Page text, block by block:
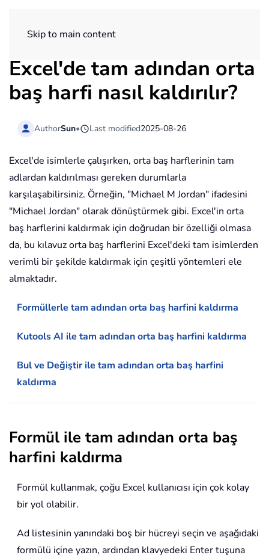
Skip to main content
Excel'de tam adından orta
baş harfi nasıl kaldırılır?
AuthorSun• Last modified2025-08-26
Excel'de isimlerle çalışırken, orta baş harflerinin tam
adlardan kaldırılması gereken durumlarla
karşılaşabilirsiniz. Örneğin, "Michael M Jordan" ifadesini
"Michael Jordan" olarak dönüştürmek gibi. Excel'in orta
baş harflerini kaldırmak için doğrudan bir özelliği olmasa
da, bu kılavuz orta baş harflerini Excel'deki tam isimlerden
verimli bir şekilde kaldırmak için çeşitli yöntemleri ele
almaktadır.
Formüllerle tam adından orta baş harfini kaldırma
Kutools AI ile tam adından orta baş harfini kaldırma
Bul ve Değiştir ile tam adından orta baş harfini
kaldırma
Formül ile tam adından orta baş
harfini kaldırma
Formül kullanmak, çoğu Excel kullanıcısı için çok kolay
bir yol olabilir.
Ad listesinin yanındaki boş bir hücreyi seçin ve aşağıdaki
formülü içine yazın, ardından klavyedeki Enter tuşuna